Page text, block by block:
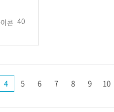
40
4 5 6 7 8 9 10